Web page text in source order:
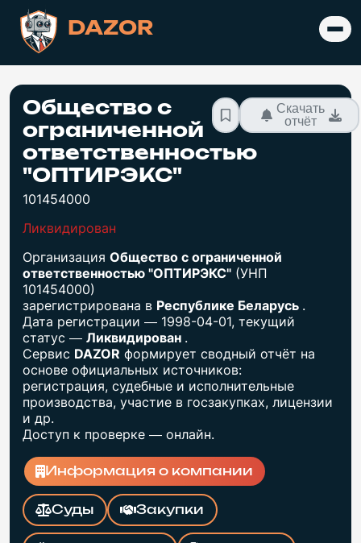
DAZOR
Общество с
ограниченной
ответственностью
"ОПТИРЭКС"
101454000
Скачать
отчёт
Ликвидирован
Организация Общество с ограниченной
ответственностью "ОПТИРЭКС" (УНП
101454000)
зарегистрирована в Республике Беларусь .
Дата регистрации — 1998-04-01, текущий
статус — Ликвидирован .
Сервис DAZOR формирует сводный отчёт на
основе официальных источников:
регистрация, судебные и исполнительные
производства, участие в госзакупках, лицензии
и др.
Доступ к проверке — онлайн.
Информация о компании
Суды Закупки